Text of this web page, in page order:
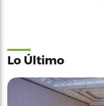
Lo Último